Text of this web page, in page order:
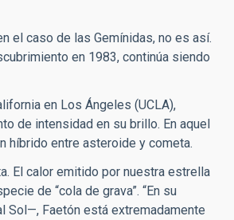
el caso de las Gemínidas, no es así.
en 1983, continúa siendo
en Los Ángeles (UCLA),
de intensidad en su brillo. En aquel
híbrido entre asteroide y cometa.
El calor emitido por nuestra estrella
de “cola de grava”. “En su
Faetón está extremadamente